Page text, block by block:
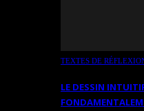
TEXTES DE
LE DESSIN